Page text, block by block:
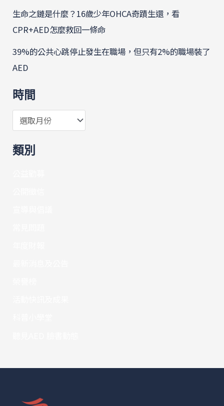
生命之鏈是什麼？16歲少年OHCA奇蹟生還，看
CPR+AED怎麼救回一條命
39%的公共心跳停止發生在職場，但只有2%的職場裝了
AED
時間
類別